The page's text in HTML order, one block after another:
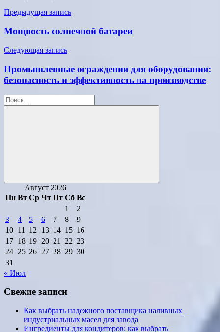
Навигация
по
записям
Предыдущая запись
Мощность солнечной батареи
Следующая запись
Промышленные ограждения для оборудования:
безопасность и эффективность на производстве
Поиск
для:
Поиск
Август 2026
Пн Вт Ср Чт Пт Сб Вс
1
2
3
4 5 6 7 8
9
10 11 12 13 14 15 16
17 18 19 20 21 22 23
24 25 26 27 28 29 30
31
« Июл
Свежие записи
Как выбрать надежного поставщика наливных
индустриальных масел для завода
Ингредиенты для кондитеров: как выбрать